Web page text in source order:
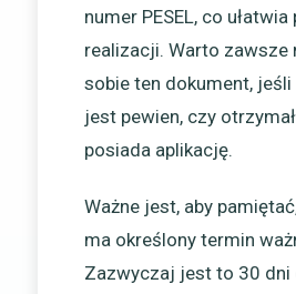
numer PESEL, co
realizacji. Warto zawsze
sobie ten dokument,
jest pewien, czy
posiada aplikację.
Ważne jest, aby
ma określony termin
Zazwyczaj jest to 30 dni